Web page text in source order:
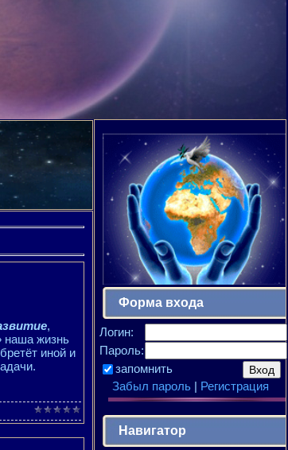
,
наша жизнь
иной и
Форма входа
Логин:
Пароль:
запомнить
Забыл пароль| Регистрация
Навигатор